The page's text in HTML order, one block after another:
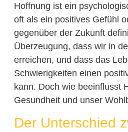
Hoffnung ist ein
oft als ein positives Gefühl
gegenüber der Zukunft
Überzeugung, dass wir in
erreichen, und dass das
Schwierigkeiten einen
kann. Doch wie beeinflusst
Gesundheit und unser
Der Unterschied